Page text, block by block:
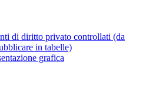
di diritto privato controllati (da
in tabelle)
grafica